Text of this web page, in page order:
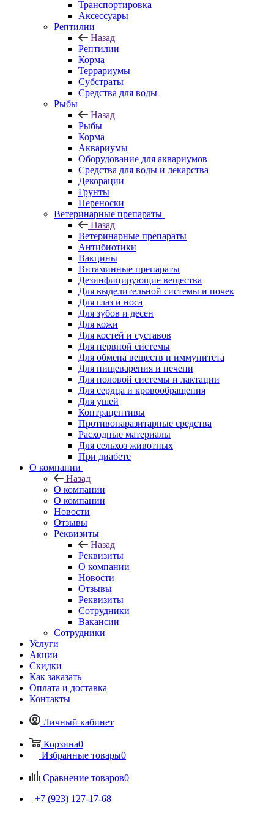
Транспортировка
Аксессуары
Рептилии
Назад
Рептилии
Корма
Террариумы
Субстраты
Средства для воды
Рыбы
Назад
Рыбы
Корма
Аквариумы
Оборудование для аквариумов
Средства для воды и лекарства
Декорации
Грунты
Переноски
Ветеринарные препараты
Назад
Ветеринарные препараты
Антибиотики
Вакцины
Витаминные препараты
Дезинфицирующие вещества
Для выделительной системы и почек
Для глаз и носа
Для зубов и десен
Для кожи
Для костей и суставов
Для нервной системы
Для обмена веществ и иммунитета
Для пищеварения и печени
Для половой системы и лактации
Для сердца и кровообращения
Для ушей
Контрацептивы
Противопаразитарные средства
Расходные материалы
Для сельхоз животных
При диабете
О компании
Назад
О компании
О компании
Новости
Отзывы
Реквизиты
Назад
Реквизиты
О компании
Новости
Отзывы
Реквизиты
Сотрудники
Вакансии
Сотрудники
Услуги
Акции
Скидки
Как заказать
Оплата и доставка
Контакты
Личный кабинет
Корзина0
Избранные товары0
Сравнение товаров0
+7 (923) 127-17-68